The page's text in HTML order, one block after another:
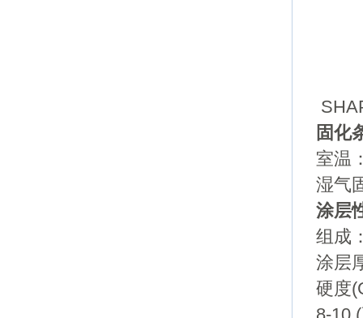
固化
室温
湿气
涂层
组成
涂层
硬度